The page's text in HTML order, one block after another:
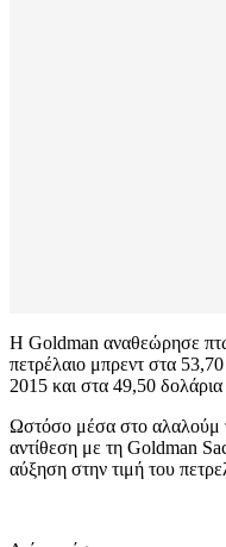
Η Goldman αναθεώρησε
πετρέλαιο μπρεντ στα
2015 και στα 49,50
Ωστόσο μέσα στο αλαλούμ
αντίθεση με τη Goldman
αύξηση στην τιμή του